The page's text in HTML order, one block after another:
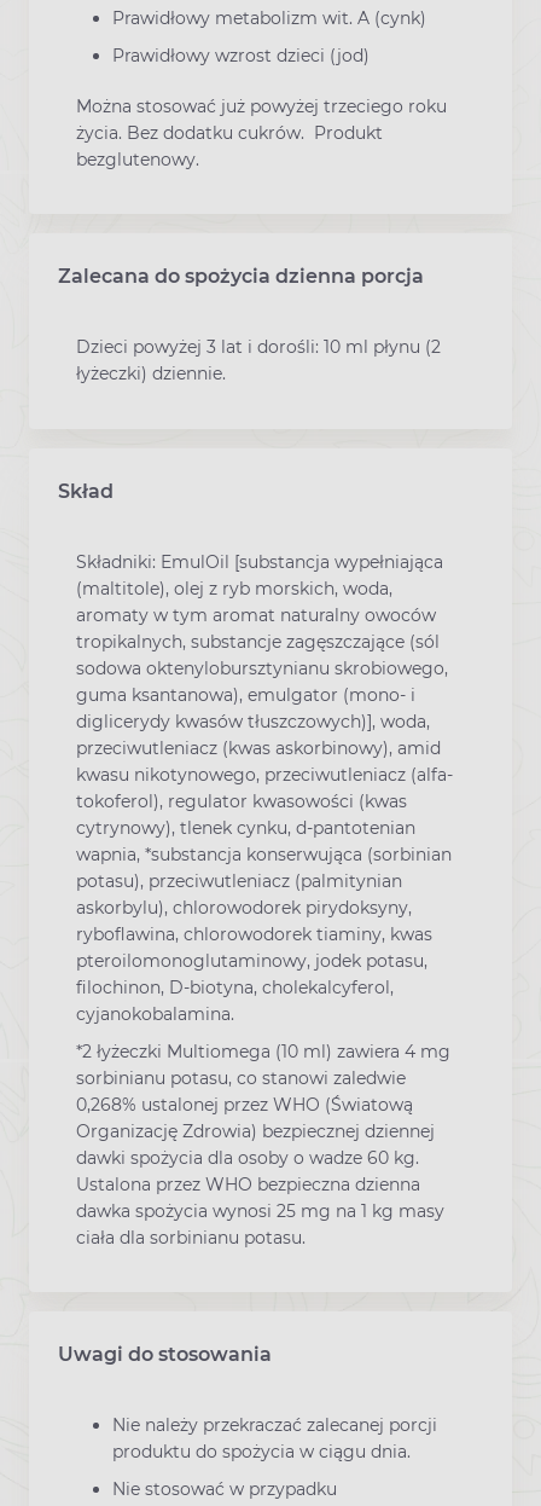
Prawidłowy metabolizm wit. A (cynk)
Prawidłowy wzrost dzieci (jod)
Można stosować już powyżej trzeciego roku
życia. Bez dodatku cukrów. Produkt
bezglutenowy.
Zalecana do spożycia dzienna porcja
Dzieci powyżej 3 lat i dorośli: 10 ml płynu (2
łyżeczki) dziennie.
Skład
Składniki: EmulOil [substancja wypełniająca
(maltitole), olej z ryb morskich, woda,
aromaty w tym aromat naturalny owoców
tropikalnych, substancje zagęszczające (sól
sodowa oktenylobursztynianu skrobiowego,
guma ksantanowa), emulgator (mono- i
diglicerydy kwasów tłuszczowych)], woda,
przeciwutleniacz (kwas askorbinowy), amid
kwasu nikotynowego, przeciwutleniacz (alfa-
tokoferol), regulator kwasowości (kwas
cytrynowy), tlenek cynku, d-pantotenian
wapnia, *substancja konserwująca (sorbinian
potasu), przeciwutleniacz (palmitynian
askorbylu), chlorowodorek pirydoksyny,
ryboflawina, chlorowodorek tiaminy, kwas
pteroilomonoglutaminowy, jodek potasu,
filochinon, D-biotyna, cholekalcyferol,
cyjanokobalamina.
*2 łyżeczki Multiomega (10 ml) zawiera 4 mg
sorbinianu potasu, co stanowi zaledwie
0,268% ustalonej przez WHO (Światową
Organizację Zdrowia) bezpiecznej dziennej
dawki spożycia dla osoby o wadze 60 kg.
Ustalona przez WHO bezpieczna dzienna
dawka spożycia wynosi 25 mg na 1 kg masy
ciała dla sorbinianu potasu.
Uwagi do stosowania
Nie należy przekraczać zalecanej porcji
produktu do spożycia w ciągu dnia.
Nie stosować w przypadku